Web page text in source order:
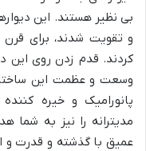
بی نظیر هستند. این
و تقویت شدند، برای
کردند. قدم زدن روی این
وسعت و عظمت این
پانورامیک و خیره
مدیترانه را نیز به شما
عمیق با گذشته و قدرت و